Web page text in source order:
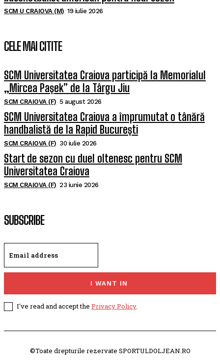
SCM U CRAIOVA (M) 19 iulie 2026
CELE MAI CITITE
SCM Universitatea Craiova participă la Memorialul
„Mircea Pașek” de la Târgu Jiu
SCM CRAIOVA (F) 5 august 2026
SCM Universitatea Craiova a împrumutat o tânără
handbalistă de la Rapid București
SCM CRAIOVA (F) 30 iulie 2026
Start de sezon cu duel oltenesc pentru SCM
Universitatea Craiova
SCM CRAIOVA (F) 23 iunie 2026
SUBSCRIBE
I WANT IN
I've read and accept the Privacy Policy.
©Toate drepturile rezervate SPORTULDOLJEAN.RO